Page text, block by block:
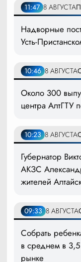
11:47 8 АВГУСТА
Надворные
Усть-
10:46 8 АВГУСТА
Около 300
центра АлтГТУ
10:23 8 АВГУСТА
Губернатор
АКЗС
жителей
09:33 8 АВГУСТА
Собрать
в среднем в
рынке